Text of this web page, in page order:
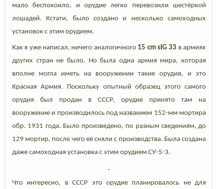
мало беспокоило, и орудие легко перевозили шестёркой
лошадей. Кстати, было создано и несколько самоходных
установок с этим орудием.
Как я уже написал, ничего аналогичного 15 cm sIG 33 в армиях
других стран не было. Но была одна армия мира, которая
вполне могла иметь на вооружении такие орудия, и это
Красная Армия. Поскольку опытный образец этого самого
орудия был продан в СССР, орудие принято там на
вооружение и производилось под названием 152-мм мортира
обр. 1931 года. Было произведено, по разным сведениям, до
129 мортир, после чего её сняли с производства. Была создана
даже самоходная установка с этим орудием СУ-5-3.
Что интересно, в СССР это орудие планировалось не для